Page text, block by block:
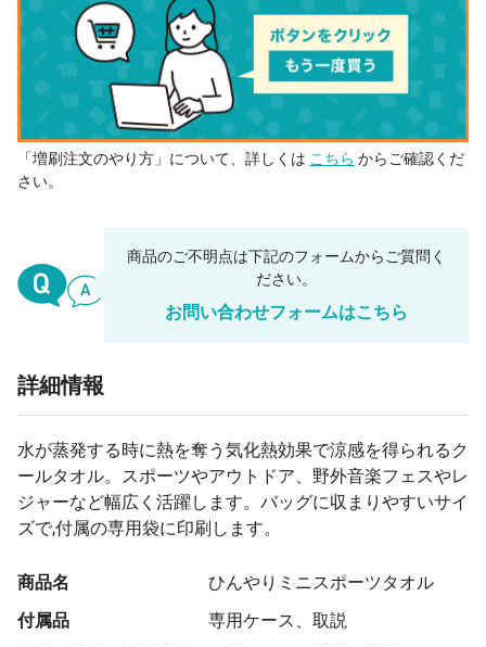
「増刷注文のやり方」について、詳しくは こちら からご確認くだ
さい。
商品のご不明点は下記のフォームからご質問く
ださい。
お問い合わせフォームはこちら
詳細情報
水が蒸発する時に熱を奪う気化熱効果で涼感を得られるク
ールタオル。スポーツやアウトドア、野外音楽フェスやレ
ジャーなど幅広く活躍します。バッグに収まりやすいサイ
ズで,付属の専用袋に印刷します。
商品名
ひんやりミニスポーツタオル
付属品
専用ケース、取説